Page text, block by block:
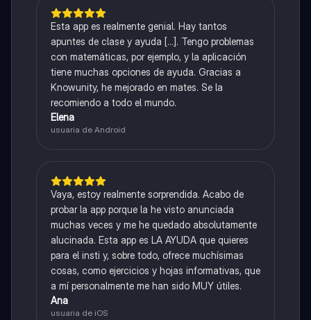
Esta app es realmente genial. Hay tantos
apuntes de clase y ayuda [...]. Tengo problemas
con matemáticas, por ejemplo, y la aplicación
tiene muchas opciones de ayuda. Gracias a
Knowunity, he mejorado en mates. Se la
recomiendo a todo el mundo.
Elena
usuaria de Android
Vaya, estoy realmente sorprendida. Acabo de
probar la app porque la he visto anunciada
muchas veces y me he quedado absolutamente
alucinada. Esta app es LA AYUDA que quieres
para el insti y, sobre todo, ofrece muchísimas
cosas, como ejercicios y hojas informativas, que
a mí personalmente me han sido MUY útiles.
Ana
usuaria de iOS